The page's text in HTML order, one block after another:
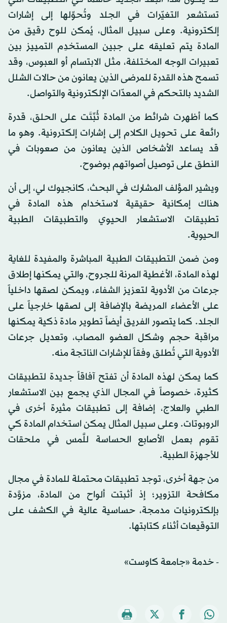
تستشعر التغيّرات في الجلد وتُحوِّلها إلى إشارات
إلكترونية. وعلى سبيل المثال، يُمكن للوح رقيق من
المادة يتم تعليقه على جبين المستخدِم التمييز بين
تعبيرات الوجه المختلفة، مثل الابتسام أو العبوس، وقد
تسمح هذه القدرة للمرضى الذين يعانون من حالات الشلل
الشديد بالتحكم في المعدّات الإلكترونية والتواصل.
كما أظهرت شرائط من المادة ثُبِّتَت على الحلق، قدرة
رائعة على تحويل الكلام إلى إشارات إلكترونية. وهو ما
قد يساعد الأشخاص الذين يعانون من صعوبات في
النطق على توصيل أصواتهم بوضوح.
ويشير المؤلف المشارك في البحث، كانجيوك لي، إلى أن
هناك إمكانية حقيقية لاستخدام هذه المادة في
تطبيقات الاستشعار الحيوي والتطبيقات الطبية
الحيوية.
ومن ضمن التطبيقات الطبية المباشرة والمفيدة للغاية
لهذه المادة، الأغطية المرنة للجروح، والتي يمكنها إطلاق
جرعات من الأدوية لتعزيز الشفاء، ويمكن لصقها داخلياً
على الأعضاء المريضة بالإضافة إلى لصقها خارجياً على
الجلد. كما يتصور الفريق أيضاً تطوير مادة ذكية يمكنها
مراقبة حجم وشكل العضو المصاب، وتعديل جرعات
الأدوية التي تُطلق وفقاً للإشارات الناتجة منه.
كما يمكن لهذه المادة أن تفتح آفاقاً جديدة لتطبيقات
كثيرة، خصوصاً في المجال الذي يجمع بين الاستشعار
الطبي والعلاج، إضافة إلى تطبيقات مثيرة أخرى في
الروبوتات. وعلى سبيل المثال يمكن استخدام المادة كي
تقوم بعمل الأصابع الحساسة للَّمس في ملحقات
للأجهزة الطبية.
من جهة أخرى، توجد تطبيقات محتملة للمادة في مجال
مكافحة التزوير؛ إذ أثبتت ألواح من المادة، مزوَّدة
بإلكترونيات مدمجة، حساسية عالية في الكشف على
التوقيعات أثناء كتابتها.
- خدمة «جامعة كاوست»